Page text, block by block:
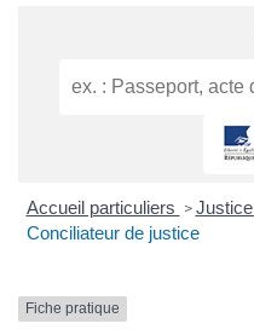
Accueil particuliers > Justice
Conciliateur de justice
Fiche pratique